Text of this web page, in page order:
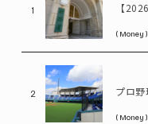
1
( Money )
2
( Money )